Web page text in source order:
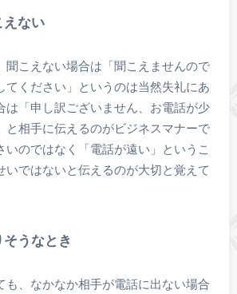
えない
聞こえない場合は「聞こえませんので
てください」というのは当然失礼にあ
は「申し訳ございません、お電話が少
と相手に伝えるのがビジネスマナーで
いのではなく「電話が遠い」というこ
いではないと伝えるのが大切と覚えて
うなとき
も、なかなか相手が電話に出ない場合